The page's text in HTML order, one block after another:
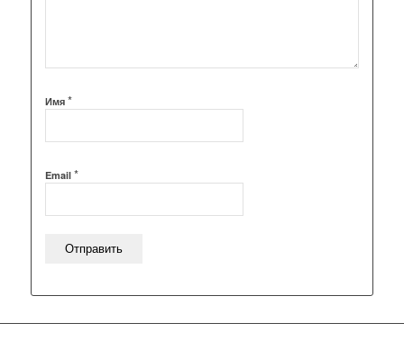
Имя *
Email *